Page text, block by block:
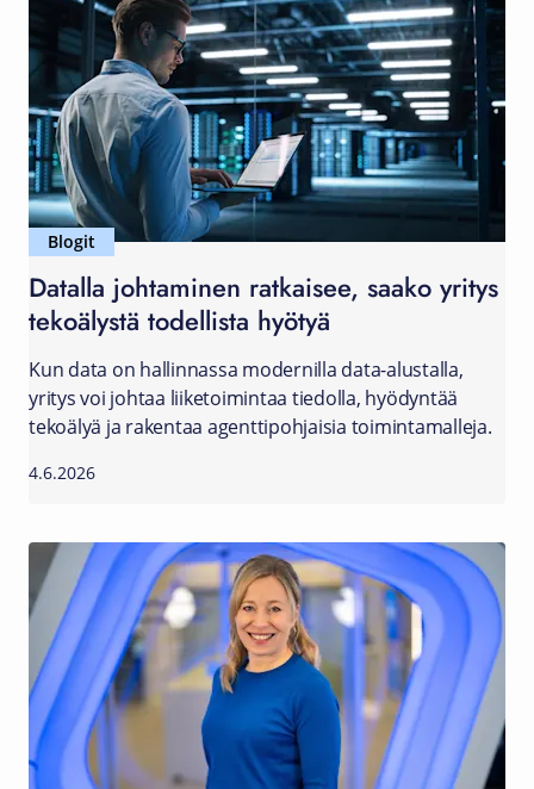
Blogit
Datalla johtaminen ratkaisee, saako yritys
tekoälystä todellista hyötyä
Kun data on hallinnassa modernilla data-alustalla,
yritys voi johtaa liiketoimintaa tiedolla, hyödyntää
tekoälyä ja rakentaa agenttipohjaisia toimintamalleja.
4.6.2026